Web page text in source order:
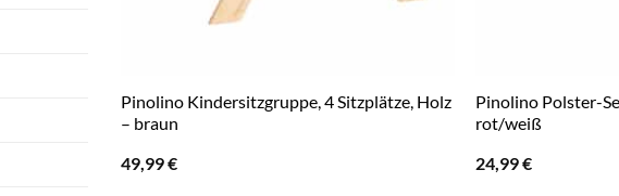
Pinolino Kindersitzgruppe, 4 Sitzplätze, Holz
– braun
49,99€
Pinolino Polster-
rot/weiß
24,99€